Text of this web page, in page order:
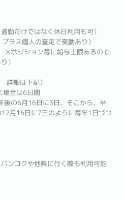
勤だけではなく休日利用も可）
ス個人の査定で変動あり）
ポジション毎に給与上限あるので
）
詳細は下記）
場合は6日間
後の6月16日に3日、そこから、半
月16日に7日のように毎年1日づつ
ンコクや他県に行く際も利用可能